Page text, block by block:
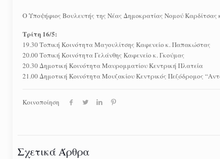
Ο Υποψήφιος Βουλευτής της Νέας Δημοκρατίας Νομού Καρδίτσας
Τρίτη 16/5:
19.30 Τοπική Κοινότητα Μαγουλίτσης Καφενείο κ. Παπακώστας
20.00 Τοπική Κοινότητα Γελάνθης Καφενείο κ. Γκούμας
20.30 Δημοτική Κοινότητα Μαυρομματίου Κεντρική Πλατεία
21.00 Δημοτική Κοινότητα Μουζακίου Κεντρικός Πεζόδρομος
Κοινοποίηση
Σχετικά Άρθρα